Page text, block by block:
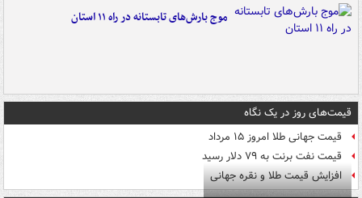
موج بارش‌های تابستانه در راه ۱۱ استان
قیمت‌های روز در یک نگاه
قیمت جهانی طلا امروز ۱۵ مرداد
قیمت نفت برنت به ۷۹ دلار رسید
افزایش قیمت طلا و نقره جهانی